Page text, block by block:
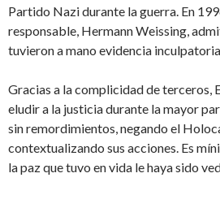
Partido Nazi durante la guerra. En
responsable, Hermann Weissing,
tuvieron a mano evidencia
Gracias a la complicidad de terceros,
eludir a la justicia durante la mayor
sin remordimientos, negando el
contextualizando sus acciones. Es
la paz que tuvo en vida le haya sido